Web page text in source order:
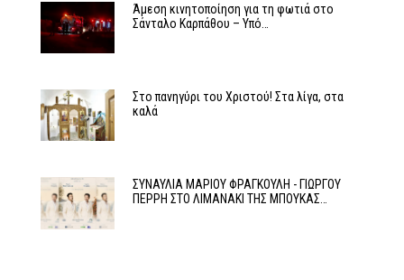
Άμεση κινητοποίηση για τη φωτιά στο
Σάνταλο Καρπάθου – Υπό…
Στο πανηγύρι του Χριστού! Στα λίγα, στα
καλά
ΣΥΝΑΥΛΙΑ ΜΑΡΙΟΥ ΦΡΑΓΚΟΥΛΗ - ΓΙΩΡΓΟΥ
ΠΕΡΡΗ ΣΤΟ ΛΙΜΑΝΑΚΙ ΤΗΣ ΜΠΟΥΚΑΣ…